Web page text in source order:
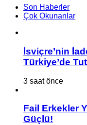
Son Haberler
Çok Okunanlar
İsviçre’nin
Türkiye’de
3 saat önce
Fail Erkekler
Güçlü!